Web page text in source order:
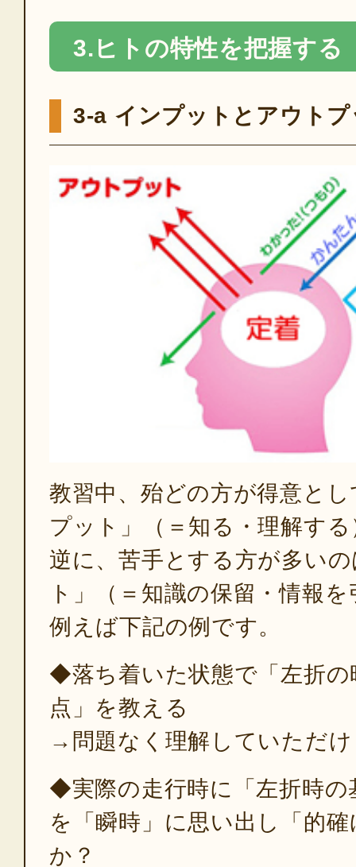
3.ヒトの特性を把握する
3-a インプットとアウトプ
教習中、殆どの方が得意と
プット」（＝知る・理解す
逆に、苦手とする方が多い
ト」（＝知識の保留・情報
例えば下記の例です。
◆落ち着いた状態で「左折の
点」を教える
→問題なく理解していただ
◆実際の走行時に「左折時の
を「瞬時」に思い出し「的
か？